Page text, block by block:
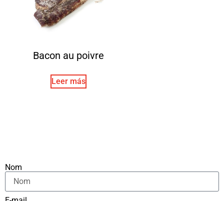
Bacon au poivre
Leer más
Nom